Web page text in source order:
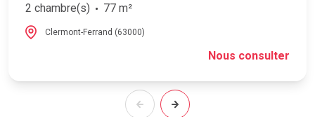
2 chambre(s)
77 m²
Clermont-Ferrand (63000)
Nous consulter